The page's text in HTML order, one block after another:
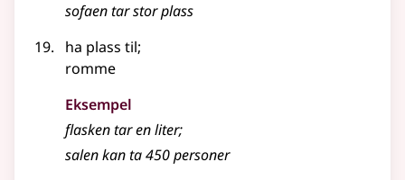
sofaen tar stor plass
ha plass til;
romme
Eksempel
flasken tar en liter;
salen kan ta 450 personer